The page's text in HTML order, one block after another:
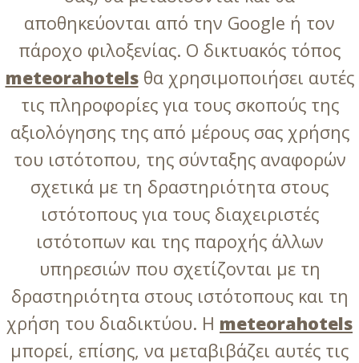
αποθηκεύονται από την Google ή τον
πάροχο φιλοξενίας. Ο δικτυακός τόπος
meteorahotelsθα χρησιμοποιήσει αυτές
τις πληροφορίες για τους σκοπούς της
αξιολόγησης της από μέρους σας χρήσης
του ιστότοπου, της σύνταξης αναφορών
σχετικά με τη δραστηριότητα στους
ιστότοπους για τους διαχειριστές
ιστότοπων και της παροχής άλλων
υπηρεσιών που σχετίζονται με τη
δραστηριότητα στους ιστότοπους και τη
χρήση του διαδικτύου. Η meteorahotels
μπορεί, επίσης, να μεταβιβάζει αυτές τις